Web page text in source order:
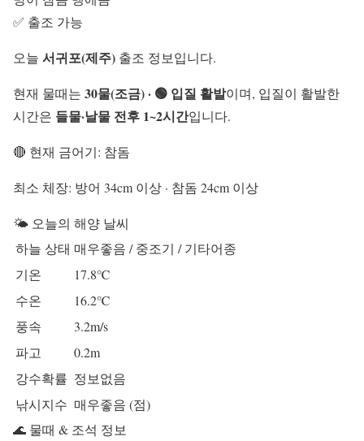
✅ 출조 가능
오늘 서귀포(제주) 출조 정보입니다.
현재 물때는 30물(조금) · 🟢 입질 활발이며, 입질이 활발한
시간은 들물·날물 전후 1~2시간입니다.
🔴 현재 금어기: 참돔
최소 체장: 방어 34cm 이상 · 참돔 24cm 이상
🌤️ 오늘의 해양 날씨
하늘 상태 매우좋음 / 중조기 / 기타어종
기온
17.8℃
수온
16.2℃
풍속
3.2m/s
파고
0.2m
강수확률 정보없음
낚시지수 매우좋음 (점)
🌊 물때 & 조석 정보